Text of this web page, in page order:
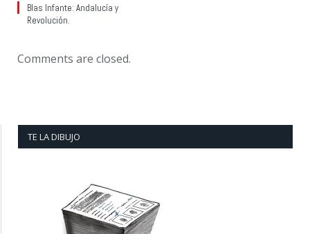
Blas Infante: Andalucía y
Revolución.
Comments are closed.
TE LA DIBUJO